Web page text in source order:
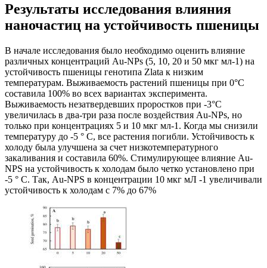
Результаты исследования влияния
наночастиц на устойчивость пшеницы
В начале исследования было необходимо оценить влияние
различных концентраций Au-NPs (5, 10, 20 и 50 мкг мл-1) на
устойчивость пшеницы генотипа Zlata к низким
температурам. Выживаемость растений пшеницы при 0°C
составила 100% во всех вариантах эксперимента.
Выживаемость незатвердевших проростков при -3°C
увеличилась в два-три раза после воздействия Au-NPs, но
только при концентрациях 5 и 10 мкг мл-1. Когда мы снизили
температуру до -5 ° C, все растения погибли. Устойчивость к
холоду была улучшена за счет низкотемпературного
закаливания и составила 60%. Стимулирующее влияние Au-
NPS на устойчивость к холодам было четко установлено при
-5 ° C. Так, Au-NPS в концентрации 10 мкг мЛ -1 увеличивали
устойчивость к холодам с 7% до 67%